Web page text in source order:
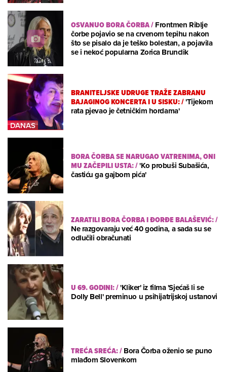
OSVANUO BORA ČORBA/Frontmen Riblje
čorbe pojavio se na crvenom tepihu nakon
što se pisalo da je teško bolestan, a pojavila
se i nekoć popularna Zorica Brunclik
BRANITELJSKE UDRUGE TRAŽE ZABRANU
BAJAGINOG KONCERTA I U SISKU:/'Tijekom
rata pjevao je četničkim hordama'
BORA ČORBA SE NARUGAO VATRENIMA, ONI
MU ZAČEPILI USTA:/'Ko probuši Subašića,
častiću ga gajbom pića'
ZARATILI BORA ČORBA I ĐORĐE BALAŠEVIĆ:/
Ne razgovaraju već 40 godina, a sada su se
odlučili obračunati
U 69. GODINI:/'Kliker' iz filma 'Sjećaš li se
Dolly Bell' preminuo u psihijatrijskoj ustanovi
TREĆA SREĆA:/Bora Čorba oženio se puno
mlađom Slovenkom